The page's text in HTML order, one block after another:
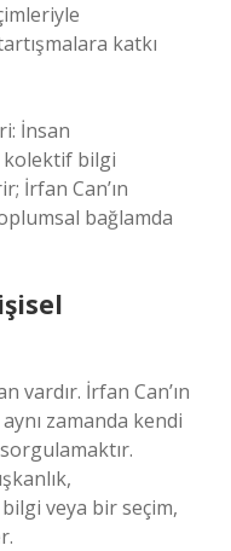
katkı
İnsan
kolektif bilgi
İrfan Can’ın
bağlamda
vardır. İrfan Can’ın
zamanda kendi
veya bir seçim,